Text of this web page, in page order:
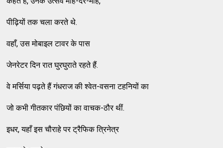
पीढ़ियों तक चला करते थे.
वहाँ, उस मोबाइल टावर के पास
जेनरेटर दिन रात घुरघुराते रहते हैं.
वे मर्सिया पढ़ते हैं गंधराज की श्वेत-वसना टहनियों का
जो कभी गीतकार पंछियों का वाचक-ठौर थीं.
इधर, यहाँ इस चौराहे पर ट्रैफिक त्रिनेत्र